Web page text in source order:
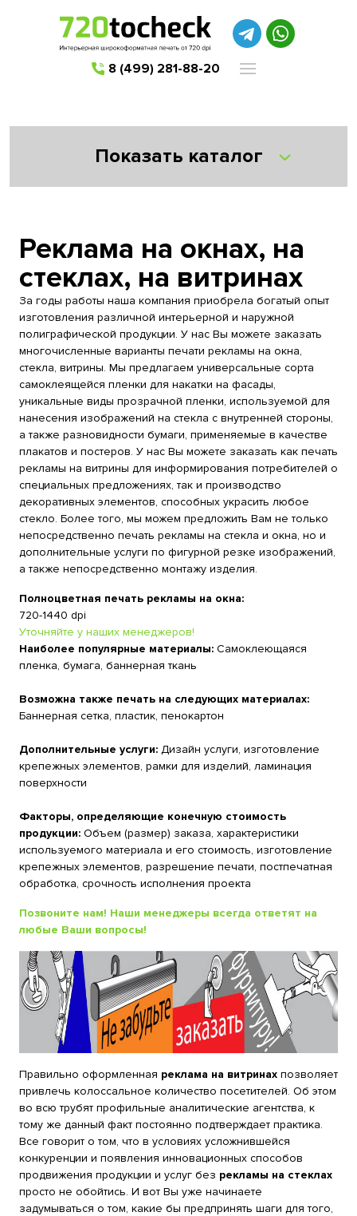
8 (499) 281-88-20
Показать каталог
Реклама на окнах, на
стеклах, на витринах
За годы работы наша компания приобрела богатый опыт
изготовления различной интерьерной и наружной
полиграфической продукции. У нас Вы можете заказать
многочисленные варианты печати рекламы на окна,
стекла, витрины. Мы предлагаем универсальные сорта
самоклеящейся пленки для накатки на фасады,
уникальные виды прозрачной пленки, используемой для
нанесения изображений на стекла с внутренней стороны,
а также разновидности бумаги, применяемые в качестве
плакатов и постеров. У нас Вы можете заказать как печать
рекламы на витрины для информирования потребителей о
специальных предложениях, так и производство
декоративных элементов, способных украсить любое
стекло. Более того, мы можем предложить Вам не только
непосредственно печать рекламы на стекла и окна, но и
дополнительные услуги по фигурной резке изображений,
а также непосредственно монтажу изделия.
Полноцветная печать рекламы на окна:
720-1440 dpi
Уточняйте у наших менеджеров!
Наиболее популярные материалы: Самоклеющаяся
пленка, бумага, баннерная ткань
Возможна также печать на следующих материалах:
Баннерная сетка, пластик, пенокартон
Дополнительные услуги: Дизайн услуги, изготовление
крепежных элементов, рамки для изделий, ламинация
поверхности
Факторы, определяющие конечную стоимость
продукции: Объем (размер) заказа, характеристики
используемого материала и его стоимость, изготовление
крепежных элементов, разрешение печати, постпечатная
обработка, срочность исполнения проекта
Позвоните нам! Наши менеджеры всегда ответят на
любые Ваши вопросы!
Правильно оформленная реклама на витринах позволяет
привлечь колоссальное количество посетителей. Об этом
во всю трубят профильные аналитические агентства, к
тому же данный факт постоянно подтверждает практика.
Все говорит о том, что в условиях усложнившейся
конкуренции и появления инновационных способов
продвижения продукции и услуг без рекламы на стеклах
просто не обойтись. И вот Вы уже начинаете
задумываться о том, какие бы предпринять шаги для того,